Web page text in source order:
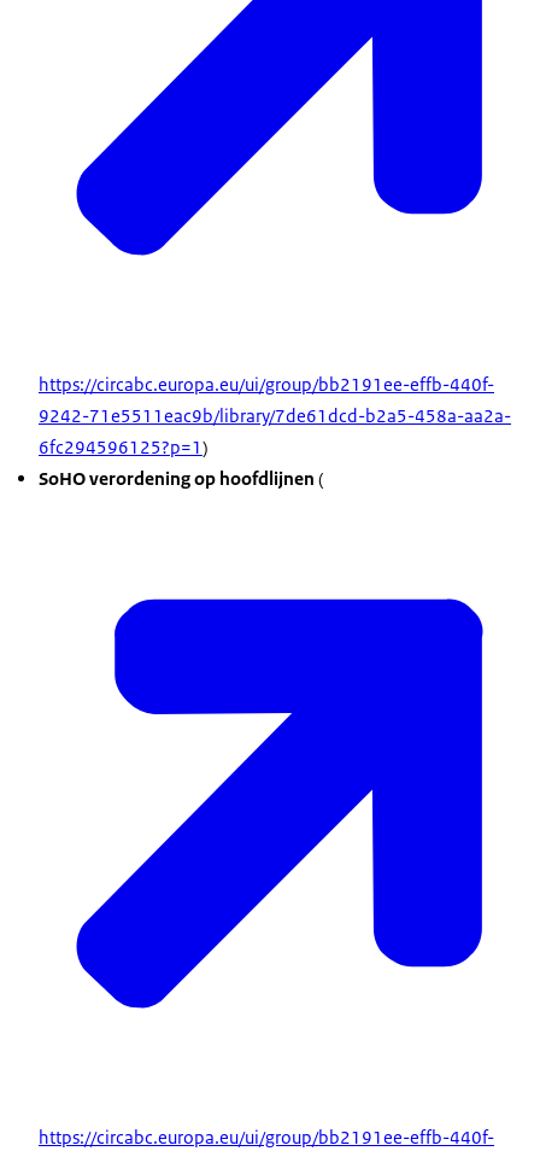
https://circabc.europa.eu/ui/group/bb2191ee-effb-440f-
9242-71e5511eac9b/library/7de61dcd-b2a5-458a-aa2a-
6fc294596125?p=1)
SoHO verordening op hoofdlijnen (
https://circabc.europa.eu/ui/group/bb2191ee-effb-440f-